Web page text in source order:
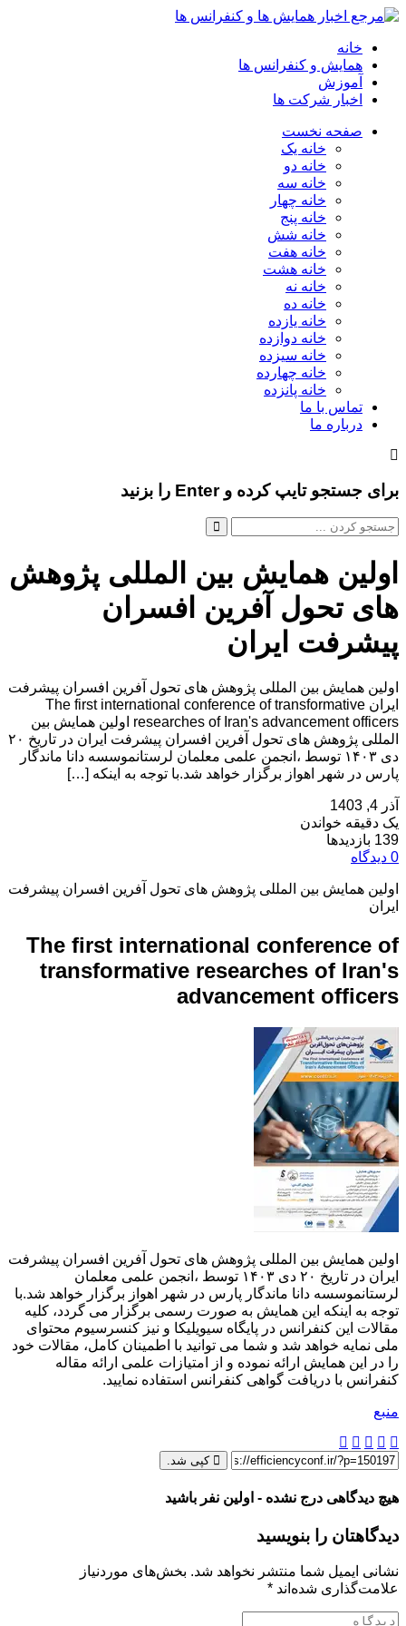
خانه
همایش و کنفرانس ها
آموزش
اخبار شرکت ها
صفحه نخست
خانه یک
خانه دو
خانه سه
خانه چهار
خانه پنج
خانه شش
خانه هفت
خانه هشت
خانه نه
خانه ده
خانه یازده
خانه دوازده
خانه سیزده
خانه چهارده
خانه پانزده
تماس با ما
درباره ما
برای جستجو تایپ کرده و Enter را بزنید
اولین همایش بین المللی پژوهش
های تحول آفرین افسران
پیشرفت ایران
اولین همایش بین المللی پژوهش های تحول آفرین افسران پیشرفت
ایران The first international conference of transformative
researches of Iran's advancement officers اولین همایش بین
المللی پژوهش های تحول آفرین افسران پیشرفت ایران در تاریخ ۲۰
دی ۱۴۰۳ توسط ،انجمن علمی معلمان لرستانموسسه دانا ماندگار
پارس در شهر اهواز برگزار خواهد شد.با توجه به اینکه […]
آذر 4, 1403
یک دقیقه خواندن
139 بازدیدها
0 دیدگاه
اولین همایش بین المللی پژوهش های تحول آفرین افسران پیشرفت
ایران
The first international conference of
transformative researches of Iran's
advancement officers
اولین همایش بین المللی پژوهش های تحول آفرین افسران پیشرفت
ایران در تاریخ ۲۰ دی ۱۴۰۳ توسط ،انجمن علمی معلمان
لرستانموسسه دانا ماندگار پارس در شهر اهواز برگزار خواهد شد.با
توجه به اینکه این همایش به صورت رسمی برگزار می گردد، کلیه
مقالات این کنفرانس در پایگاه سیویلیکا و نیز کنسرسیوم محتوای
ملی نمایه خواهد شد و شما می توانید با اطمینان کامل، مقالات خود
را در این همایش ارائه نموده و از امتیازات علمی ارائه مقاله
کنفرانس با دریافت گواهی کنفرانس استفاده نمایید.
منبع
کپی شد.
هیچ دیدگاهی درج نشده - اولین نفر باشید
دیدگاهتان را بنویسید
نشانی ایمیل شما منتشر نخواهد شد. بخش‌های موردنیاز
علامت‌گذاری شده‌اند *